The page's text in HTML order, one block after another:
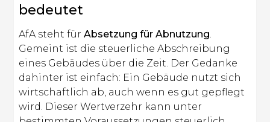
bedeutet
AfA steht fürAbsetzung für Abnutzung.
Gemeint ist die steuerliche Abschreibung
eines Gebäudes über die Zeit. Der Gedanke
dahinter ist einfach: Ein Gebäude nutzt sich
wirtschaftlich ab, auch wenn es gut gepflegt
wird. Dieser Wertverzehr kann unter